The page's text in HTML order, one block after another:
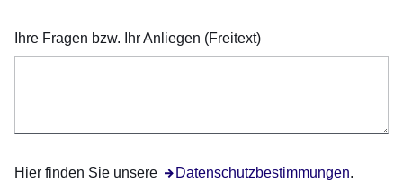
Ihre Fragen bzw. Ihr Anliegen (Freitext)
Hier finden Sie unsere Datenschutzbestimmungen
Öffnet sich in einem neuen Fenster
.